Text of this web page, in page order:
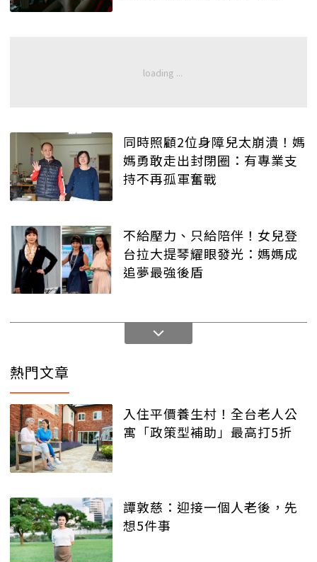
同時照顧2位身障兒太崩潰！媽
媽勇敢走出封閉圈：有專業支
持不再孤軍奮戰
不給壓力、只給陪伴！女兒登
台拉大提琴耀眼發光：媽媽成
追夢最強後盾
熱門文章
入住平價養生村！全台老人公
寓「政策型補助」最高打5折
譚敦慈：迎接一個人老後，先
想5件事